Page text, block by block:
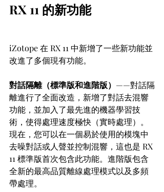
RX 11 的新功能
iZotope 在 RX 11 中新增了一些新功能並
改進了多個現有功能。
對話隔離（標準版和進階版） ——對話隔
離進行了全面改造，新增了對話去混響
功能，並加入了最先進的機器學習技
術，使得處理速度極快（實時處理）。
現在，您可以在一個易於使用的模塊中
去噪對話或人聲並控制混響，這也是 RX
11 標準版首次包含此功能。進階版包含
全新的最高品質離線處理模式以及多頻
帶處理。